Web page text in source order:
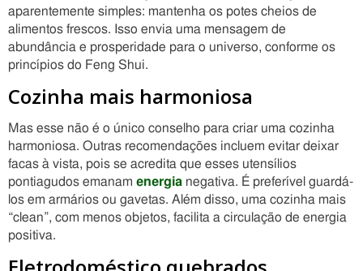
aparentemente simples: mantenha os potes cheios de
alimentos frescos. Isso envia uma mensagem de
abundância e prosperidade para o universo, conforme os
princípios do Feng Shui.
Cozinha mais harmoniosa
Mas esse não é o único conselho para criar uma cozinha
harmoniosa. Outras recomendações incluem evitar deixar
facas à vista, pois se acredita que esses utensílios
pontiagudos emanam energia negativa. É preferível guardá-
los em armários ou gavetas. Além disso, uma cozinha mais
“clean”, com menos objetos, facilita a circulação de energia
positiva.